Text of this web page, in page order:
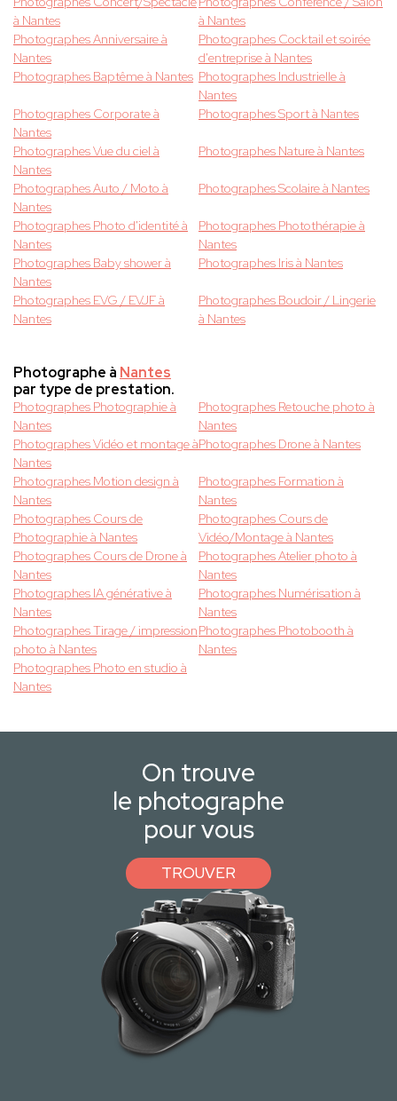
à Nantes
à Nantes
Photographes Anniversaire à
Nantes
Photographes Cocktail et soirée
d'entreprise à Nantes
Photographes Baptême à Nantes Photographes Industrielle à
Nantes
Photographes Corporate à
Nantes
Photographes Sport à Nantes
Photographes Vue du ciel à
Nantes
Photographes Nature à Nantes
Photographes Auto / Moto à
Nantes
Photographes Scolaire à Nantes
Photographes Photo d'identité à
Nantes
Photographes Photothérapie à
Nantes
Photographes Baby shower à
Nantes
Photographes Iris à Nantes
Photographes EVG / EVJF à
Nantes
Photographes Boudoir / Lingerie
à Nantes
Photographe à Nantes
par type de prestation.
Photographes Photographie à
Nantes
Photographes Retouche photo à
Nantes
Photographes Vidéo et montage à
Nantes
Photographes Drone à Nantes
Photographes Motion design à
Nantes
Photographes Formation à
Nantes
Photographes Cours de
Photographie à Nantes
Photographes Cours de
Vidéo/Montage à Nantes
Photographes Cours de Drone à
Nantes
Photographes Atelier photo à
Nantes
Photographes IA générative à
Nantes
Photographes Numérisation à
Nantes
Photographes Tirage / impression
photo à Nantes
Photographes Photobooth à
Nantes
Photographes Photo en studio à
Nantes
On trouve
le photographe
pour vous
TROUVER